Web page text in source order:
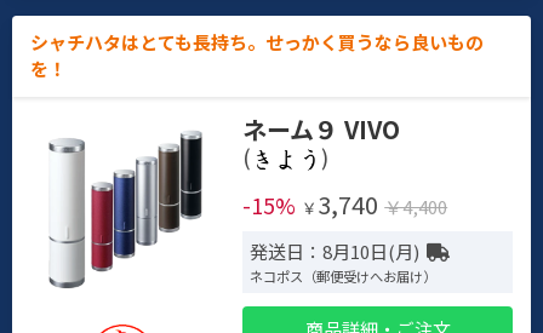
シャチハタはとても長持ち。せっかく買うなら良いもの
を！
ネーム９ VIVO
(
)
-15% ￥ 3,740 ￥4,400
発送日：8月10日(月)
ネコポス（郵便受けへお届け）